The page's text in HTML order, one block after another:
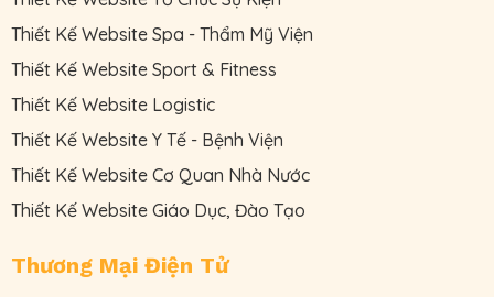
Thiết Kế Website Spa - Thẩm Mỹ Viện
Thiết Kế Website Sport & Fitness
Thiết Kế Website Logistic
Thiết Kế Website Y Tế - Bệnh Viện
Thiết Kế Website Cơ Quan Nhà Nước
Thiết Kế Website Giáo Dục, Đào Tạo
Thương Mại Điện Tử